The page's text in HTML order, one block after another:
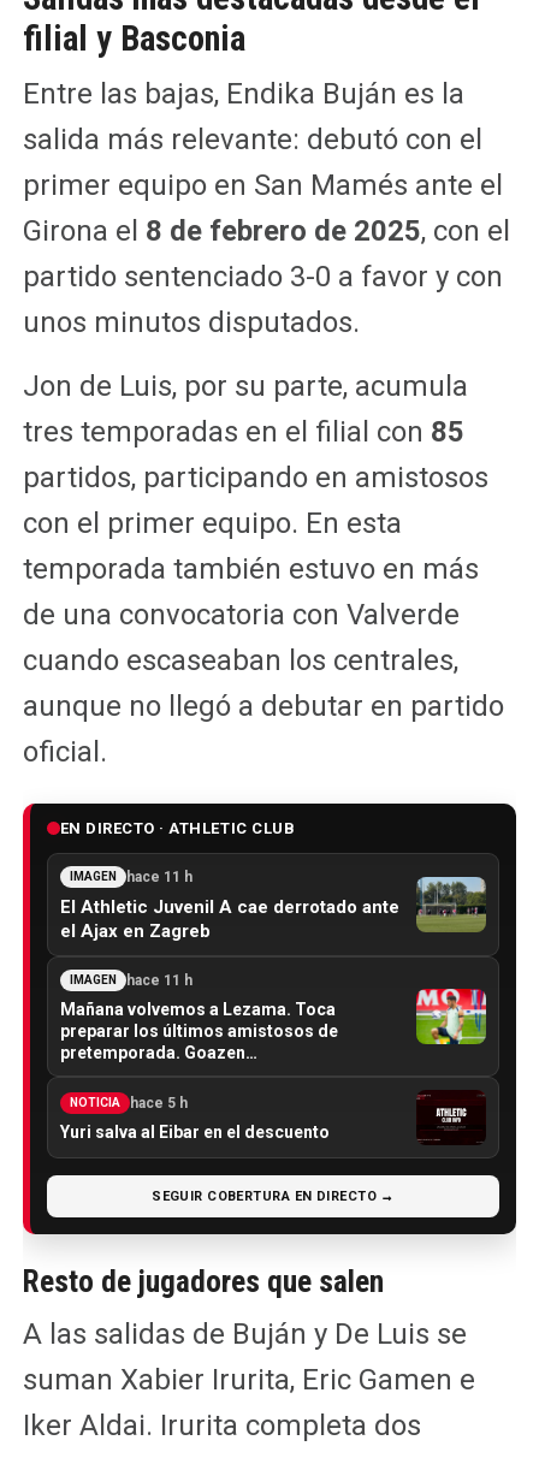
filial y Basconia
Entre las bajas, Endika Buján es la
salida más relevante: debutó con el
primer equipo en San Mamés ante el
Girona el 8 de febrero de 2025, con el
partido sentenciado 3-0 a favor y con
unos minutos disputados.
Jon de Luis, por su parte, acumula
tres temporadas en el filial con 85
partidos, participando en amistosos
con el primer equipo. En esta
temporada también estuvo en más
de una convocatoria con Valverde
cuando escaseaban los centrales,
aunque no llegó a debutar en partido
oficial.
EN DIRECTO · ATHLETIC CLUB
IMAGEN hace 11 h
El Athletic Juvenil A cae derrotado ante
el Ajax en Zagreb
IMAGEN hace 11 h
Mañana volvemos a Lezama. Toca
preparar los últimos amistosos de
pretemporada. Goazen…
NOTICIA hace 5 h
Yuri salva al Eibar en el descuento
SEGUIR COBERTURA EN DIRECTO →
Resto de jugadores que salen
A las salidas de Buján y De Luis se
suman Xabier Irurita, Eric Gamen e
Iker Aldai. Irurita completa dos